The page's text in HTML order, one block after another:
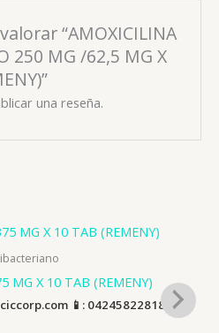
“AMOXICILINA
250 MG /62,5 MG X
una reseña.
MG X 10 TAB (REMENY)
📱: 04245822818